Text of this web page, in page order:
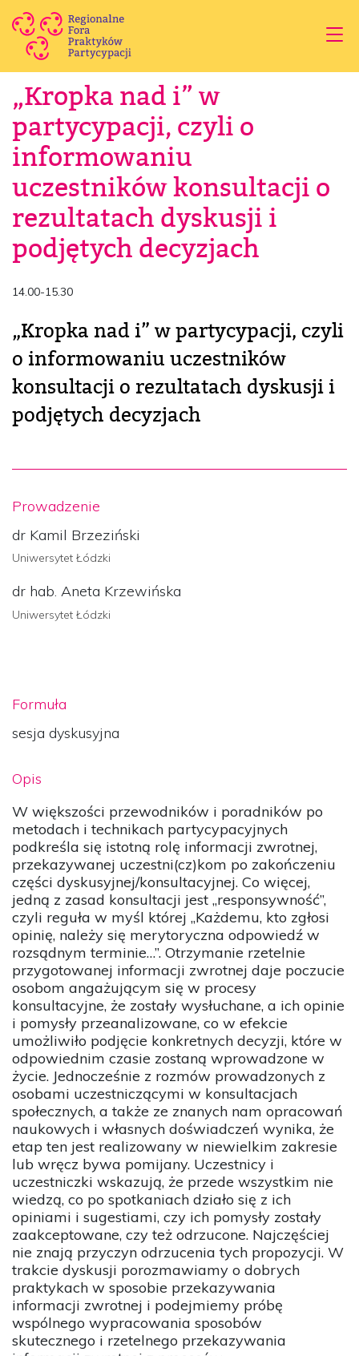
„Kropka nad i” w
partycypacji, czyli o
informowaniu
uczestników konsultacji o
rezultatach dyskusji i
podjętych decyzjach
14.00-15.30
„Kropka nad i” w partycypacji, czyli
o informowaniu uczestników
konsultacji o rezultatach dyskusji i
podjętych decyzjach
Prowadzenie
dr Kamil Brzeziński
Uniwersytet Łódzki
dr hab. Aneta Krzewińska
Uniwersytet Łódzki
Formuła
sesja dyskusyjna
Opis
W większości przewodników i poradników po
metodach i technikach partycypacyjnych
podkreśla się istotną rolę informacji zwrotnej,
przekazywanej uczestni(cz)kom po zakończeniu
części dyskusyjnej/konsultacyjnej. Co więcej,
jedną z zasad konsultacji jest „responsywność”,
czyli reguła w myśl której „Każdemu, kto zgłosi
opinię, należy się merytoryczna odpowiedź w
rozsądnym terminie…”. Otrzymanie rzetelnie
przygotowanej informacji zwrotnej daje poczucie
osobom angażującym się w procesy
konsultacyjne, że zostały wysłuchane, a ich opinie
i pomysły przeanalizowane, co w efekcie
umożliwiło podjęcie konkretnych decyzji, które w
odpowiednim czasie zostaną wprowadzone w
życie. Jednocześnie z rozmów prowadzonych z
osobami uczestniczącymi w konsultacjach
społecznych, a także ze znanych nam opracowań
naukowych i własnych doświadczeń wynika, że
etap ten jest realizowany w niewielkim zakresie
lub wręcz bywa pomijany. Uczestnicy i
uczestniczki wskazują, że przede wszystkim nie
wiedzą, co po spotkaniach działo się z ich
opiniami i sugestiami, czy ich pomysły zostały
zaakceptowane, czy też odrzucone. Najczęściej
nie znają przyczyn odrzucenia tych propozycji. W
trakcie dyskusji porozmawiamy o dobrych
praktykach w sposobie przekazywania
informacji zwrotnej i podejmiemy próbę
wspólnego wypracowania sposobów
skutecznego i rzetelnego przekazywania